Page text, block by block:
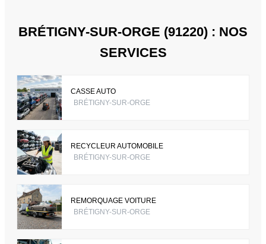
BRÉTIGNY-SUR-ORGE (91220) : NOS
SERVICES
CASSE AUTO
BRÉTIGNY-SUR-ORGE
RECYCLEUR AUTOMOBILE
BRÉTIGNY-SUR-ORGE
REMORQUAGE VOITURE
BRÉTIGNY-SUR-ORGE